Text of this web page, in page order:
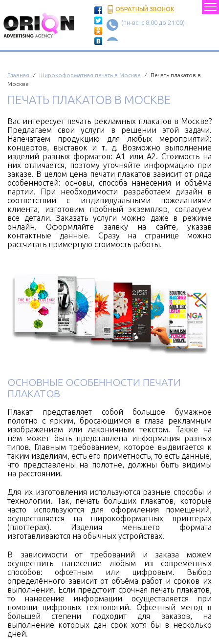
ОБРАТНЫЙ ЗВОНОК
(пн-вс: c 8:00 до 21:00)
Главная ⁄ Широкоформатная печать в Москве ⁄ Печать плакатов в
Москве
ПЕЧАТЬ ПЛАКАТОВ В МОСКВЕ
Вас интересует печать рекламных плакатов в Москве?
Предлагаем свои услуги в решении этой задачи.
Напечатаем продукцию для любых мероприятий:
концертов, выставок и т. д. Возможно выполнение
изделий разных форматов: А1 или А2. Стоимость на
них отличается, поэтому уточняйте информацию при
заказе. В целом цена печати плакатов зависит от ряда
особенностей: основы, способа нанесения и объёма
партии. При необходимости разработаем дизайн в
соответствии с индивидуальными пожеланиями
клиента, изготовим пробный экземпляр, согласуем
все детали. Заказать услуги можно даже в режиме
онлайн. Оформляйте заявку на сайте, указав
контактные данные. Сразу на странице можно
рассчитать примерную стоимость работы.
ОСНОВНЫЕ ОСОБЕННОСТИ ПЕЧАТИ
ПЛАКАТОВ
Плакат представляет собой большое бумажное
полотно с ярким, бросающимся в глаза рекламным
изображением или лаконичным текстом. Также на
нём может быть представлена информация разных
типов. Главным требованием, которое выдвигается к
таким изделиям, есть его приметность, то есть данные,
что представлены на полотне, должны быть видимы
на расстоянии.
Для их изготовления используются разные способы и
технологии. Так, печать больших плакатов, которые
часто используются для оформления помещений,
осуществляется на широкоформатных принтерах
(плоттерах). Изделия меньшего формата
изготавливаются на обычных устройствах.
В зависимости от требований и заказа можем
осуществить нанесение любым из современных
способов: офсетным или цифровым. Выбор
определённого зависит от объёма работ и сроков их
выполнения. Если предстоит срочная печать плакатов,
то нанесение информации осуществляется при
помощи цифровых технологий. Офсетный метод в
большей степени подходит для заказов, на
выполнение которых дан срок хотя бы в несколько
дней.